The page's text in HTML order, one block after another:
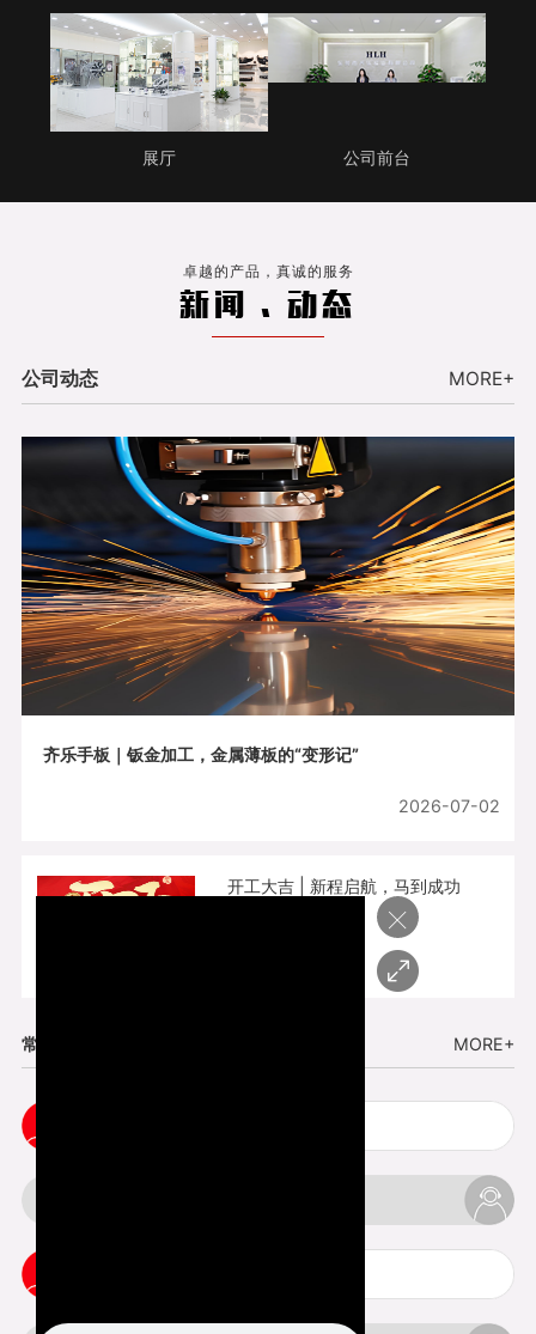
展厅 公司前台
卓越的产品，真诚的服务
新闻 . 动态
公司动态 MORE+
齐乐手板｜钣金加工，金属薄板的“变形记”
2026-07-02
开工大吉 | 新程启航，马到成功
常见问题 MORE+
×